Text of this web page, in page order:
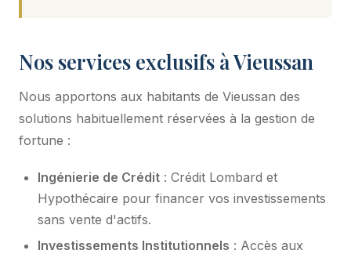
Nos services exclusifs à Vieussan
Nous apportons aux habitants de Vieussan des
solutions habituellement réservées à la gestion de
fortune :
Ingénierie de Crédit : Crédit Lombard et
Hypothécaire pour financer vos investissements
sans vente d'actifs.
Investissements Institutionnels : Accès aux